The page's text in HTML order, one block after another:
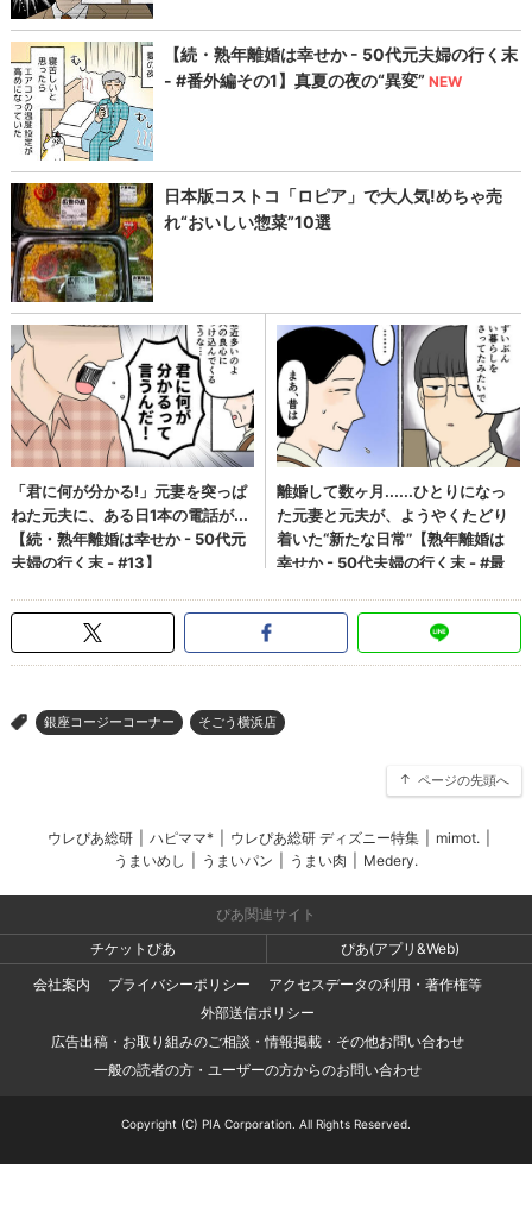
> 銀座コージーコーナー そごう横浜店
ページの先頭へ
ウレぴあ総研 ハピママ* ウレぴあ総研 ディズニー特集 mimot.
うまいめし
うまいパン うまい肉 Medery.
ぴあ関連サイト
チケットぴあ
ぴあ(アプリ&Web)
会社案内
プライバシーポリシー
アクセスデータの利用・著作権等
外部送信ポリシー
広告出稿・お取り組みのご相談・情報掲載・その他お問い合わせ
一般の読者の方・ユーザーの方からのお問い合わせ
Copyright (C) PIA Corporation. All Rights Reserved.